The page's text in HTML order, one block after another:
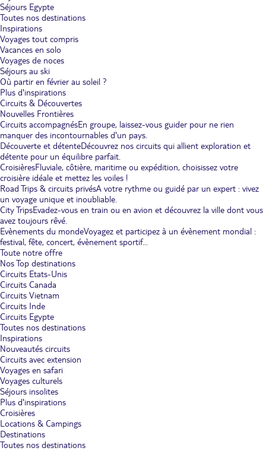
Séjours Egypte
Toutes nos destinations
Inspirations
Voyages tout compris
Vacances en solo
Voyages de noces
Séjours au ski
Où partir en février au soleil ?
Plus d'inspirations
Circuits & Découvertes
Nouvelles Frontières
Circuits accompagnésEn groupe, laissez-vous guider pour ne rien
manquer des incontournables d'un pays.
Découverte et détenteDécouvrez nos circuits qui allient exploration et
détente pour un équilibre parfait.
CroisièresFluviale, côtière, maritime ou expédition, choisissez votre
croisière idéale et mettez les voiles !
Road Trips & circuits privésA votre rythme ou guidé par un expert : vivez
un voyage unique et inoubliable.
City TripsEvadez-vous en train ou en avion et découvrez la ville dont vous
avez toujours rêvé.
Evènements du mondeVoyagez et participez à un évènement mondial :
festival, fête, concert, évènement sportif...
Toute notre offre
Nos Top destinations
Circuits Etats-Unis
Circuits Canada
Circuits Vietnam
Circuits Inde
Circuits Egypte
Toutes nos destinations
Inspirations
Nouveautés circuits
Circuits avec extension
Voyages en safari
Voyages culturels
Séjours insolites
Plus d'inspirations
Croisières
Locations & Campings
Destinations
Toutes nos destinations